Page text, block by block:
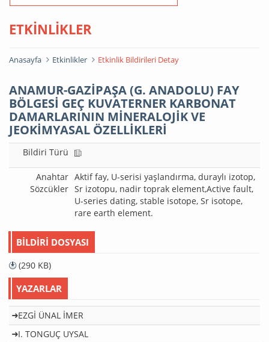
ETKINLIKLER
Anasayfa Etkinlikler Etkinlik Bildirileri Detay
ANAMUR-GAZİPAŞA (G. ANADOLU) FAY
BÖLGESİ GEÇ KUVATERNER KARBONAT
DAMARLARININ MİNERALOJİK VE
JEOKİMYASAL ÖZELLİKLERİ
Bildiri Türü
Anahtar
Sözcükler
Aktif fay, U-serisi yaşlandırma, duraylı izotop,
Sr izotopu, nadir toprak element,Active fault,
U-series dating, stable isotope, Sr isotope,
rare earth element.
BILDIRI DOSYASI
(290 KB)
YAZARLAR
EZGİ ÜNAL İMER
I. TONGUÇ UYSAL